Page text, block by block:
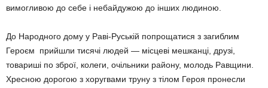
вимогливою до себе і небайдужою до інших людиною.
До Народного дому у Раві-Руській попрощатися з загиблим
Героєм прийшли тисячі людей — місцеві мешканці, друзі,
товариші по зброї, колеги, очільники району, молодь Равщини.
Хресною дорогою з хоругвами труну з тілом Героя пронесли